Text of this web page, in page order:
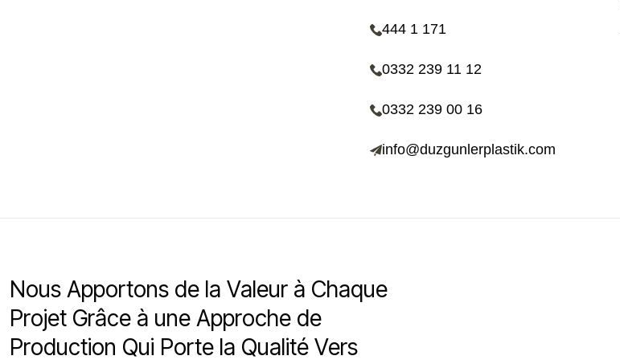
444 1 171
0332 239 11 12
0332 239 00 16
info@duzgunlerplastik.com
Nous Apportons de la Valeur à Chaque
Projet Grâce à une Approche de
Production Qui Porte la Qualité Vers